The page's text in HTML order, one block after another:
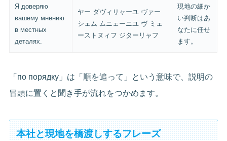
Я доверяю
вашему мнению
в местных
деталях.
ヤー ダヴィリャーユ ヴァー
シェム ムニェーニユ ヴ ミェ
ーストヌィフ ジターリャフ
現地の細か
い判断はあ
なたに任せ
ます。
「по порядку」は「順を追って」という意味で、説明の
冒頭に置くと聞き手が流れをつかめます。
本社と現地を橋渡しするフレーズ